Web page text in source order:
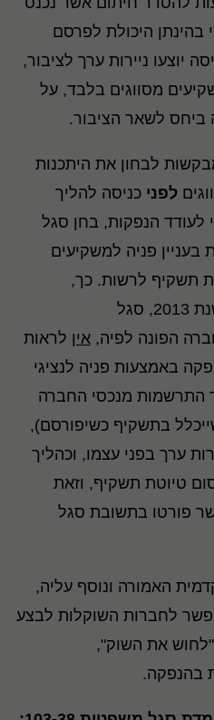
בהינתן היכולת לפרסם
יוצעו ניירות ערך לציבור,
מסווגים בלבד, על
ביחס לשאר הציבור.
לבחון את היתכנות
לפני כניסה להליך
לעודד הנפקות, בחן סגל
פניה למשקיעים
תשקיף לרשות. כך,
במסגרת פניה מקדמית משנת 2013, סגל
הפונה לפיה, אין לראות
באמצעות פניה לנציגי
התרשמות מנכסי החברה
בתשקיף כשיפורסם),
ערך בפני עצמו, וכהליך
טיוטת תשקיף, וזאת
פורטו בתשובת סגל
האמורה ונוסף עליה,
לחברות השוקלות לבצע
"לחוש את השוק",
בהנפקה.